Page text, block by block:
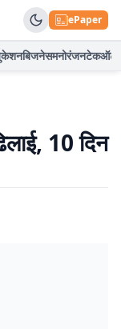
ePaper
बिजनेसमनोरंजनटेकऑटो
10 दिन